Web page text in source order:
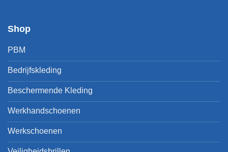
Shop
PBM
Bedrijfskleding
Beschermende Kleding
Werkhandschoenen
Werkschoenen